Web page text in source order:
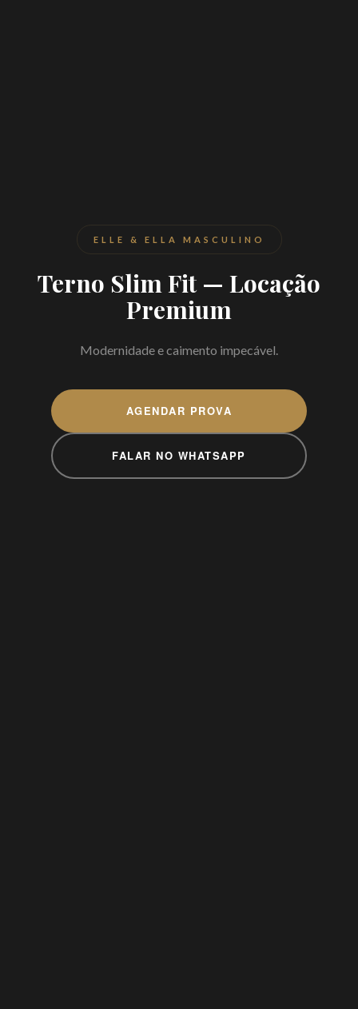
ELLE & ELLA MASCULINO
Terno Slim Fit — Locação
Premium
Modernidade e caimento impecável.
AGENDAR PROVA
FALAR NO WHATSAPP